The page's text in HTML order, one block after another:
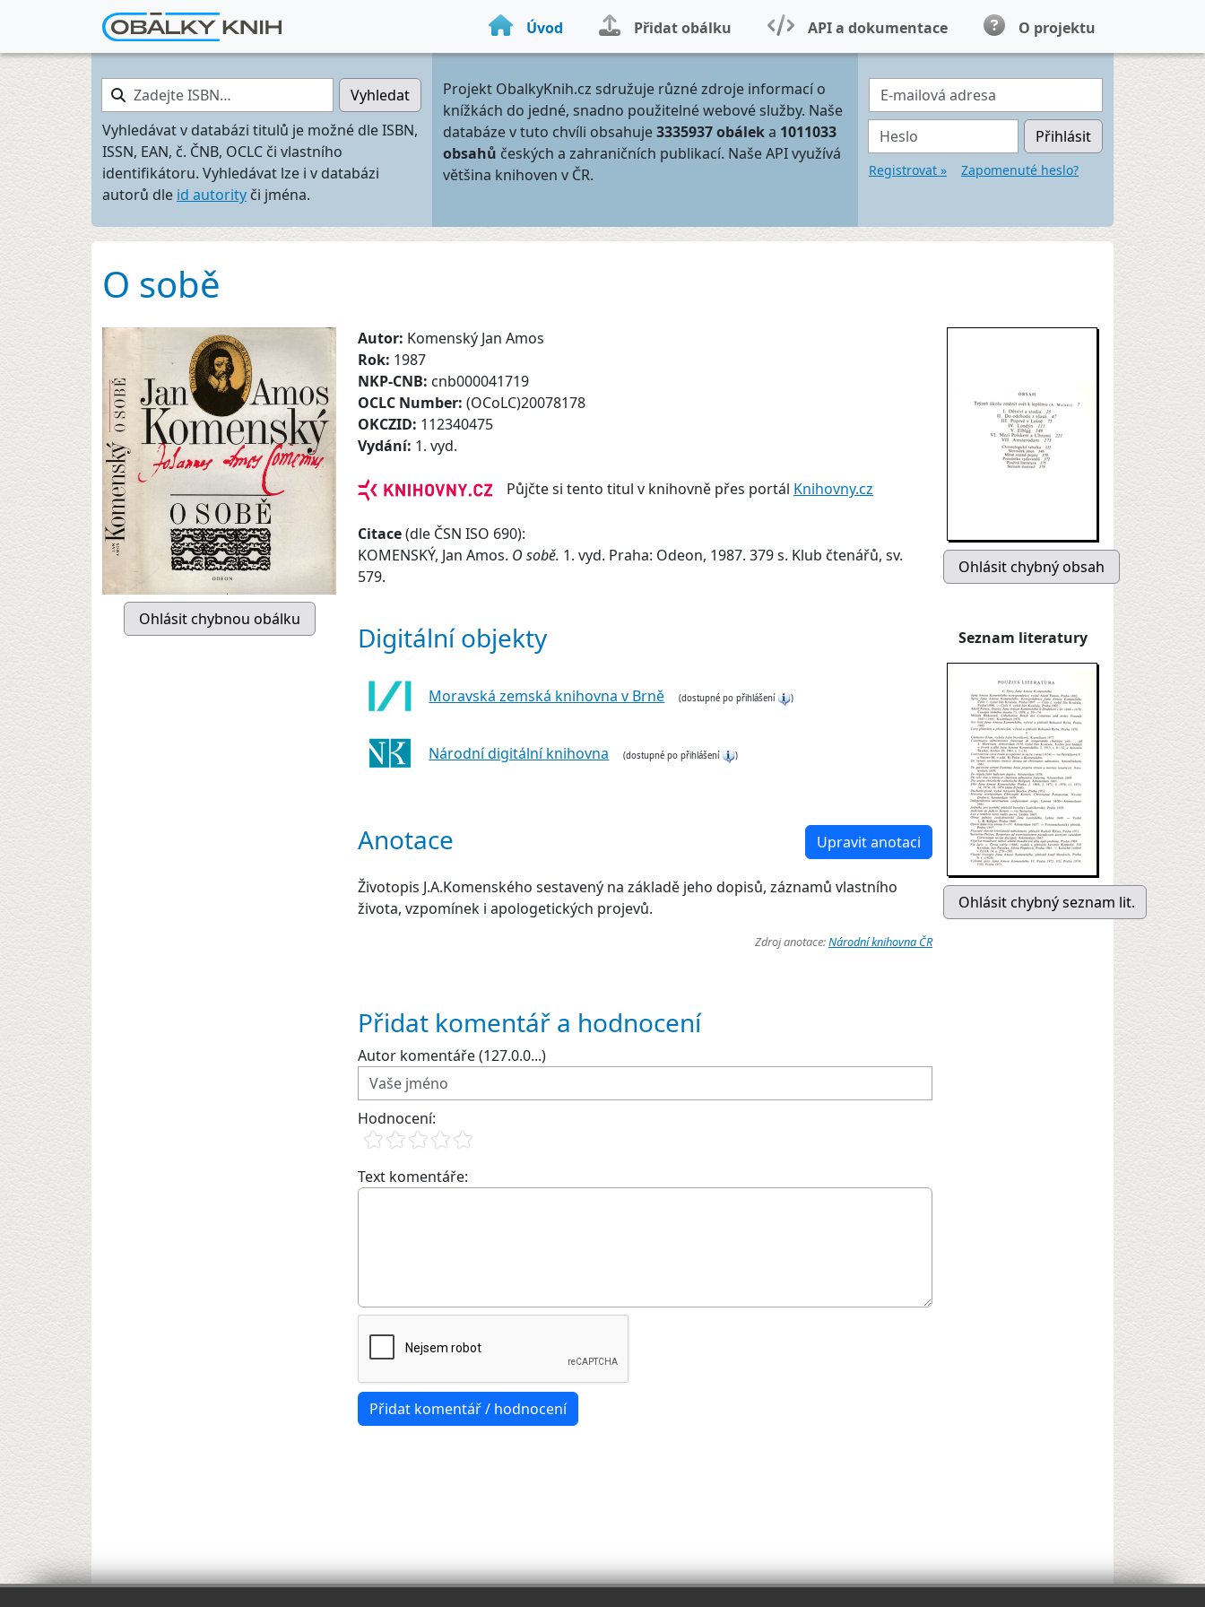
Úvod Přidat obálku API a dokumentace O projektu
Zadejte ISBN…
Vyhledat
Vyhledávat v databázi titulů je možné dle ISBN,
ISSN, EAN, č. ČNB, OCLC či vlastního
identifikátoru. Vyhledávat lze i v databázi
autorů dle id autority či jména.
Projekt ObalkyKnih.cz sdružuje různé zdroje informací o
knížkách do jedné, snadno použitelné webové služby. Naše
databáze v tuto chvíli obsahuje3335937 obáleka 1011033
obsahů českých a zahraničních publikací. Naše API využívá
většina knihoven v ČR.
E-mailová adresa
Heslo Přihlásit
Registrovat » Zapomenuté heslo?
O sobě
Autor: Komenský Jan Amos
Rok: 1987
NKP-CNB: cnb000041719
OCLC Number: (OCoLC)20078178
OKCZID: 112340475
Vydání: 1. vyd.
Půjčte si tento titul v knihovně přes portál Knihovny.cz
Citace(dle ČSN ISO 690):
KOMENSKÝ, Jan Amos. O sobě. 1. vyd. Praha: Odeon, 1987. 379 s. Klub čtenářů, sv.
579.
Digitální objekty
Moravská zemská knihovna v Brně (dostupné po přihlášení )
Národní digitální knihovna (dostupné po přihlášení )
Anotace Upravit anotaci
Životopis J.A.Komenského sestavený na základě jeho dopisů, záznamů vlastního
života, vzpomínek i apologetických projevů.
Zdroj anotace:Národní knihovna ČR
Přidat komentář a hodnocení
Autor komentáře (127.0.0...)
Hodnocení:
Text komentáře:
Seznam literatury